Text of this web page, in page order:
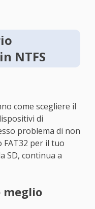
NTFS
come scegliere il
di
problema di non
FAT32 per il tuo
SD, continua a
meglio